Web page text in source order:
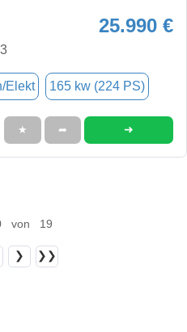
25.990 €
Elekt 165 kw (224 PS)
★ ➦ ➜
von 19
❯ ❯❯